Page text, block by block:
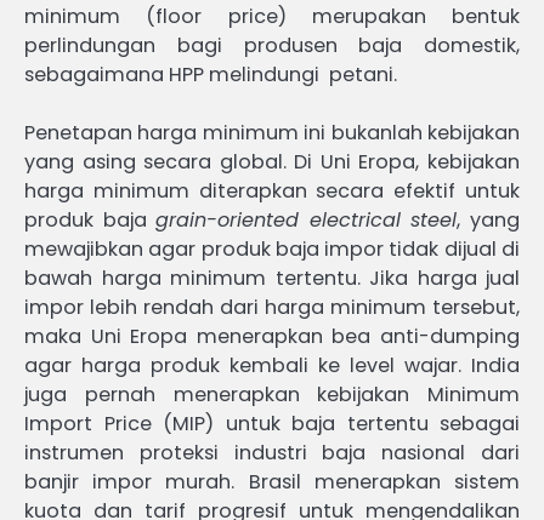
minimum (floor price) merupakan bentuk
perlindungan bagi produsen baja domestik,
sebagaimana HPP melindungi petani.
Penetapan harga minimum ini bukanlah kebijakan
yang asing secara global. Di Uni Eropa, kebijakan
harga minimum diterapkan secara efektif untuk
produk bajagrain-oriented electrical steel, yang
mewajibkan agar produk baja impor tidak dijual di
bawah harga minimum tertentu. Jika harga jual
impor lebih rendah dari harga minimum tersebut,
maka Uni Eropa menerapkan bea anti-dumping
agar harga produk kembali ke level wajar. India
juga pernah menerapkan kebijakan Minimum
Import Price (MIP) untuk baja tertentu sebagai
instrumen proteksi industri baja nasional dari
banjir impor murah. Brasil menerapkan sistem
kuota dan tarif progresif untuk mengendalikan